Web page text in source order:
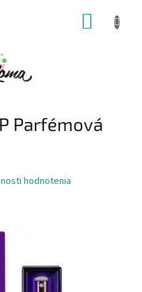
Parfémová
hodnotenia